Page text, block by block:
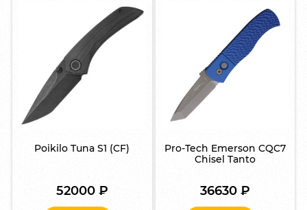
Poikilo Tuna S1 (CF)
52000 ₽
Pro-Tech Emerson CQC7
Chisel Tanto
36630 ₽